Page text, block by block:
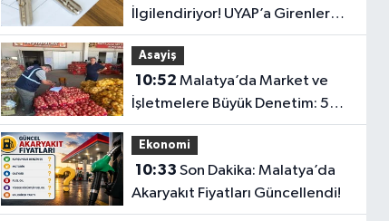
İlgilendiriyor! UYAP’a Girenler
İçin Kritik İtiraz Kararı..
Asayiş
10:52
İşletmelere Büyük Denetim: 544
Bin TL’lik Ceza
Ekonomi
10:33
Akaryakıt Fiyatları Güncellendi!